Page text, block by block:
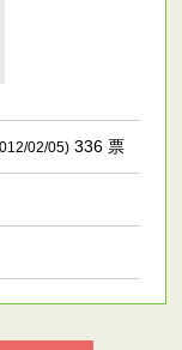
02/05) 336 票